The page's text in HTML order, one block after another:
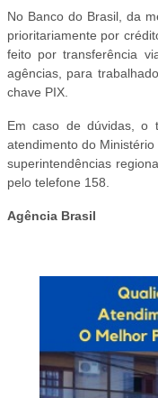
No Banco do Brasil, da
prioritariamente por
feito por transferência
agências, para
chave PIX.
Em caso de dúvidas, o
atendimento do
superintendências
pelo telefone 158.
Agência Brasil